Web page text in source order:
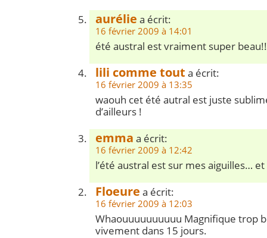
aurélie a écrit:
16 février 2009 à 14:01
été austral est vraiment super
lili comme tout a écrit:
16 février 2009 à 13:35
waouh cet été autral est juste
d’ailleurs !
emma a écrit:
16 février 2009 à 12:42
l’été austral est sur mes aiguilles…
Floeure a écrit:
16 février 2009 à 12:03
Whaouuuuuuuuuu Magnifique trop
vivement dans 15 jours.